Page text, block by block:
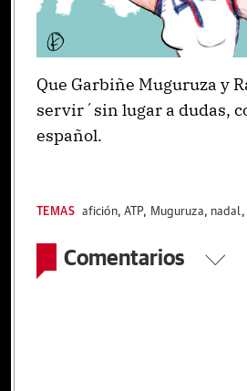
Que Garbiñe Muguruza y
servir´sin lugar a dudas,
español.
TEMAS afición, ATP, Muguruza, nadal,
Comentarios